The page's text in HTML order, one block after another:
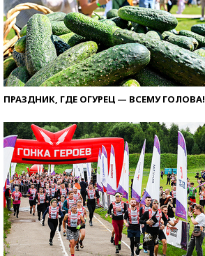
ПРАЗДНИК, ГДЕ ОГУРЕЦ — ВСЕМУ ГОЛОВА!